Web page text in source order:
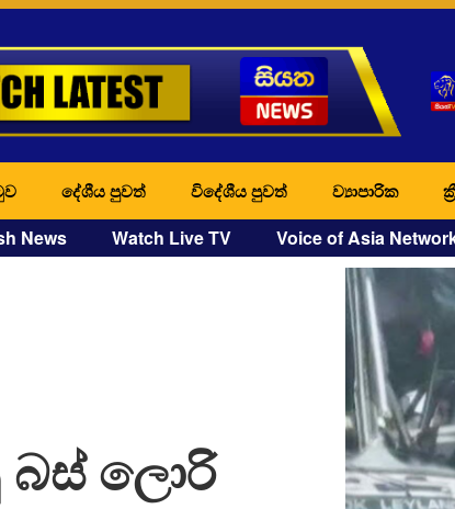
දේශීය පුවත් විදේශීය පුවත් ව්‍යාපාරික
News Watch Live TV Voice of Asia
බස් ලොරි